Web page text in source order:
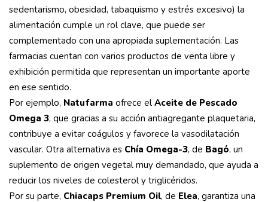
sedentarismo, obesidad, tabaquismo y estrés excesivo) la
alimentación cumple un rol clave, que puede ser
complementado con una apropiada suplementación. Las
farmacias cuentan con varios productos de venta libre y
exhibición permitida que representan un importante aporte
en ese sentido.
Por ejemplo, Natufarma ofrece el Aceite de Pescado
Omega 3, que gracias a su acción antiagregante plaquetaria,
contribuye a evitar coágulos y favorece la vasodilatación
vascular. Otra alternativa es Chía Omega-3, de Bagó, un
suplemento de origen vegetal muy demandado, que ayuda a
reducir los niveles de colesterol y triglicéridos.
Por su parte, Chiacaps Premium Oil, de Elea, garantiza una